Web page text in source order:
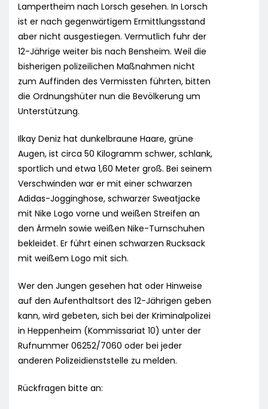
Lampertheim nach Lorsch gesehen. In Lorsch
ist er nach gegenwärtigem Ermittlungsstand
aber nicht ausgestiegen. Vermutlich fuhr der
12-Jährige weiter bis nach Bensheim. Weil die
bisherigen polizeilichen Maßnahmen nicht
zum Auffinden des Vermissten führten, bitten
die Ordnungshüter nun die Bevölkerung um
Unterstützung.
Ilkay Deniz hat dunkelbraune Haare, grüne
Augen, ist circa 50 Kilogramm schwer, schlank,
sportlich und etwa 1,60 Meter groß. Bei seinem
Verschwinden war er mit einer schwarzen
Adidas-Jogginghose, schwarzer Sweatjacke
mit Nike Logo vorne und weißen Streifen an
den Ärmeln sowie weißen Nike-Turnschuhen
bekleidet. Er führt einen schwarzen Rucksack
mit weißem Logo mit sich.
Wer den Jungen gesehen hat oder Hinweise
auf den Aufenthaltsort des 12-Jährigen geben
kann, wird gebeten, sich bei der Kriminalpolizei
in Heppenheim (Kommissariat 10) unter der
Rufnummer 06252/7060 oder bei jeder
anderen Polizeidienststelle zu melden.
Rückfragen bitte an: